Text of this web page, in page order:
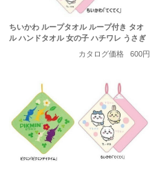
ちいかわ ループタオル ループ付き タオ
ル ハンドタオル 女の子 ハチワレ うさぎ
カタログ価格
600円